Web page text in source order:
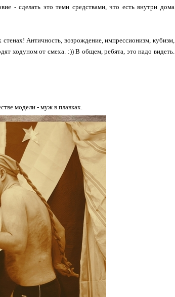
- сделать это теми средствами, что есть внутри дома
Античность, возрождение, импрессионизм, кубизм,
ходуном от смеха. :)) В общем, ребята, это надо видеть.
модели - муж в плавках.